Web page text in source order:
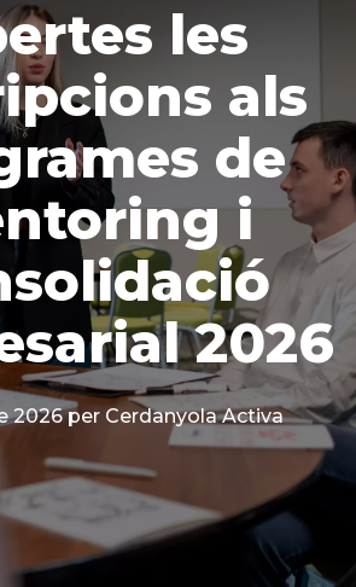
les
als
de
i
2026
2026 per Cerdanyola Activa